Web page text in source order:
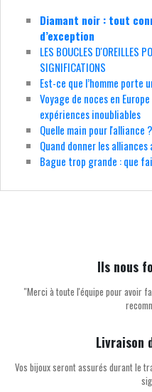
Diamant noir : tout
d’exception
LES BOUCLES D'OREILLES
SIGNIFICATIONS
Est-ce que l’homme porte
Voyage de noces en
expériences inoubliables
Quelle main pour
Quand donner les
Bague trop grande : que
Ils nous
''Merci à toute l'équipe pour avoir
Livraison
Vos bijoux seront assurés durant le